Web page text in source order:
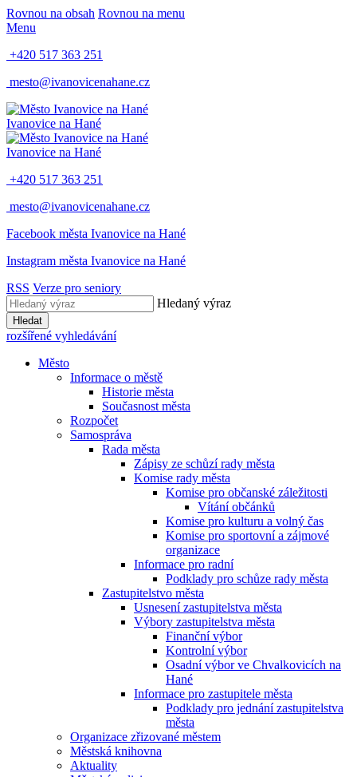
Rovnou na obsah Rovnou na menu
Menu
+420 517 363 251
mesto@ivanovicenahane.cz
Ivanovice na Hané
Ivanovice na Hané
+420 517 363 251
mesto@ivanovicenahane.cz
Facebook města Ivanovice na Hané
Instagram města Ivanovice na Hané
RSS Verze pro seniory
Hledaný výraz
Hledat
rozšířené vyhledávání
Město
Informace o městě
Historie města
Současnost města
Rozpočet
Samospráva
Rada města
Zápisy ze schůzí rady města
Komise rady města
Komise pro občanské záležitosti
Vítání občánků
Komise pro kulturu a volný čas
Komise pro sportovní a zájmové
organizace
Informace pro radní
Podklady pro schůze rady města
Zastupitelstvo města
Usnesení zastupitelstva města
Výbory zastupitelstva města
Finanční výbor
Kontrolní výbor
Osadní výbor ve Chvalkovicích na
Hané
Informace pro zastupitele města
Podklady pro jednání zastupitelstva
města
Organizace zřizované městem
Městská knihovna
Aktuality